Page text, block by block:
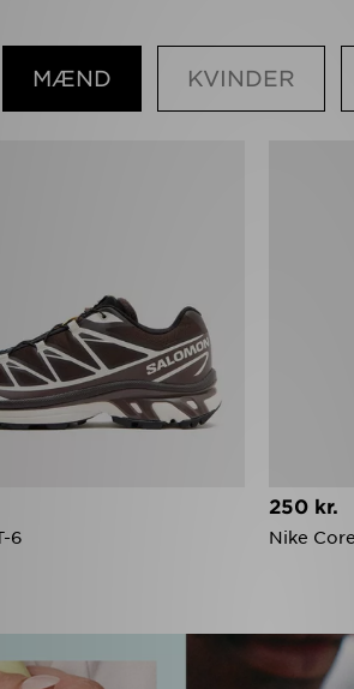
MÆND KVINDER
6 Nike
250 kr.